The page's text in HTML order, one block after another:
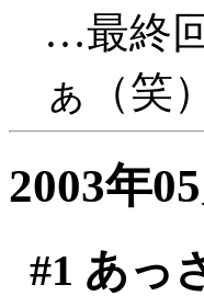
…最終
ぁ（笑）
2003年
#1 あっ